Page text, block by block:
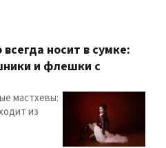
носит в сумке:
и флешки с
мастхевы:
из